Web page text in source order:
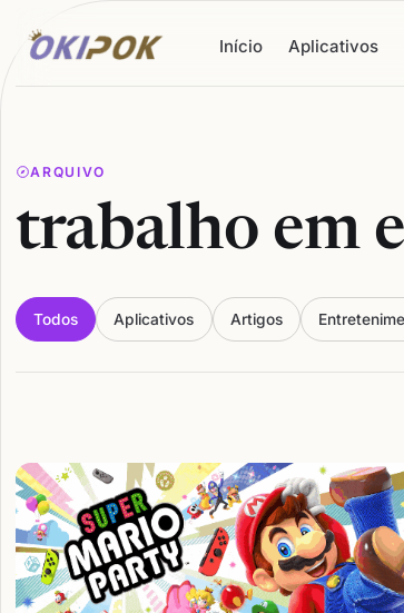
Início Aplicativos
ARQUIVO
trabalho em
Todos Aplicativos Artigos
Articles